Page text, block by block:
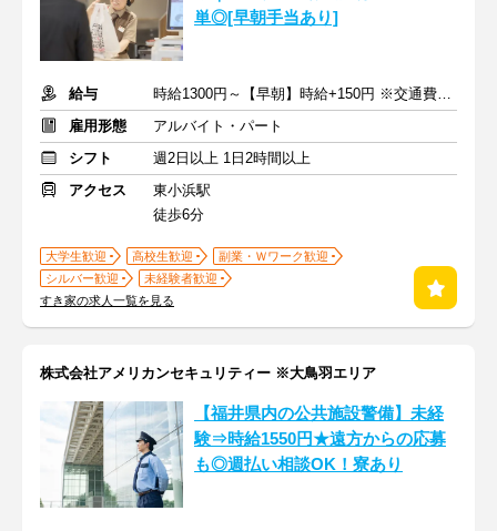
単◎[早朝手当あり]
給与
時給1300円～【早朝】時給+150円 ※交通費支給
雇用形態
アルバイト・パート
シフト
週2日以上 1日2時間以上
アクセス
東小浜駅
徒歩6分
大学生歓迎 高校生歓迎
副業・Ｗワーク歓迎
シルバー歓迎
未経験者歓迎
すき家の求人一覧を見る
株式会社アメリカンセキュリティー ※大鳥羽エリア
【福井県内の公共施設警備】未経
験⇒時給1550円★遠方からの応募
も◎週払い相談OK！寮あり